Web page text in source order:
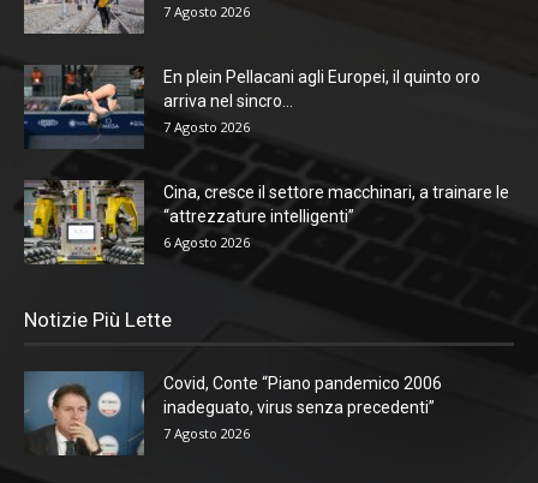
7 Agosto 2026
En plein Pellacani agli Europei, il quinto oro
arriva nel sincro...
7 Agosto 2026
Cina, cresce il settore macchinari, a trainare le
“attrezzature intelligenti”
6 Agosto 2026
Notizie Più Lette
Covid, Conte “Piano pandemico 2006
inadeguato, virus senza precedenti”
7 Agosto 2026